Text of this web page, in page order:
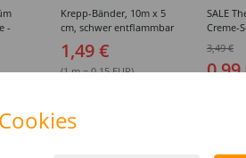
-
Krepp-Bänder, 10m x 5
cm, schwer entflammbar
1,49 €
(1 m = 0.15 EUR)
SALE
Creme-
3,49 €
0,99